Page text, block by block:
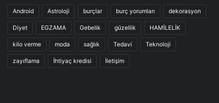
Android Astroloji burçlar burç yorumları dekorasyon
Diyet EGZAMA Gebelik güzellik HAMİLELİK
kilo verme moda sağlık Tedavi Teknoloji
zayıflama İhtiyaç kredisi İletişim